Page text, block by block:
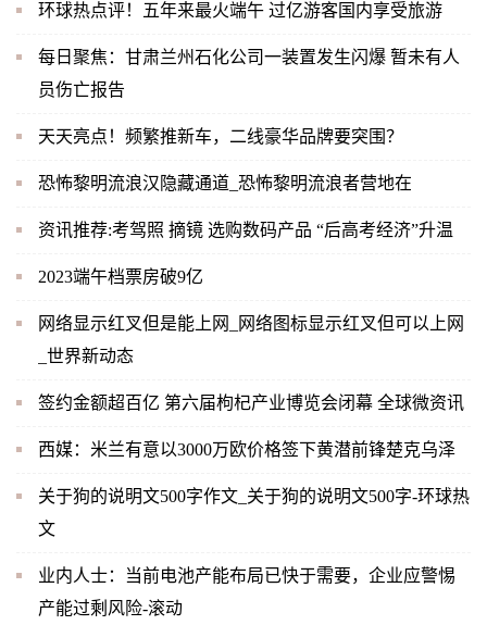
环球热点评！五年来最火端午 过亿游客国内享受旅游
每日聚焦：甘肃兰州石化公司一装置发生闪爆 暂未有人
员伤亡报告
天天亮点！频繁推新车，二线豪华品牌要突围？
恐怖黎明流浪汉隐藏通道_恐怖黎明流浪者营地在
资讯推荐:考驾照 摘镜 选购数码产品 “后高考经济”升温
2023端午档票房破9亿
网络显示红叉但是能上网_网络图标显示红叉但可以上网
_世界新动态
签约金额超百亿 第六届枸杞产业博览会闭幕 全球微资讯
西媒：米兰有意以3000万欧价格签下黄潜前锋楚克乌泽
关于狗的说明文500字作文_关于狗的说明文500字-环球热
文
业内人士：当前电池产能布局已快于需要，企业应警惕
产能过剩风险-滚动